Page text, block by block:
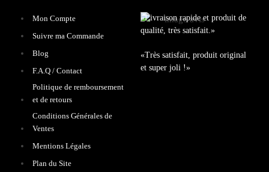
Mon Compte
Suivre ma Commande
Blog
F.A.Q / Contact
Politique de remboursement
et de retours
Conditions Générales de
Ventes
Mentions Légales
Plan du Site
«Livraison rapide et produit de
qualité, très satisfait.»
«Très satisfait, produit original
et super joli !»